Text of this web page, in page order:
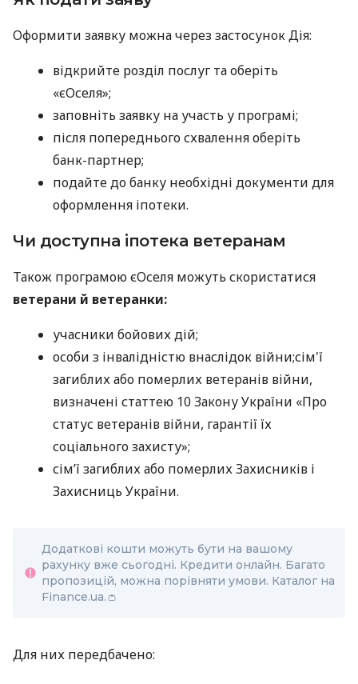
Оформити заявку можна через застосунок Дія:
відкрийте розділ послуг та оберіть
«єОселя»;
заповніть заявку на участь у програмі;
після попереднього схвалення оберіть
банк-партнер;
подайте до банку необхідні документи для
оформлення іпотеки.
Чи доступна іпотека ветеранам
Також програмою єОселя можуть скористатися
ветерани й ветеранки:
учасники бойових дій;
особи з інвалідністю внаслідок війни;сім'ї
загиблих або померлих ветеранів війни,
визначені статтею 10 Закону України «Про
статус ветеранів війни, гарантії їх
соціального захисту»;
сім’ї загиблих або померлих Захисників і
Захисниць України.
Додаткові кошти можуть бути на вашому
рахунку вже сьогодні. Кредити онлайн. Багато
пропозицій, можна порівняти умови. Каталог на
Finance.ua.👛
Для них передбачено: